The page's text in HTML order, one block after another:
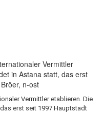
Vermittler etablieren. Die
erst seit 1997 Hauptstadt